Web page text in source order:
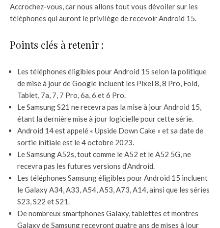
Accrochez-vous, car nous allons tout vous dévoiler sur les
téléphones qui auront le privilège de recevoir Android 15.
Points clés à retenir :
Les téléphones éligibles pour Android 15 selon la politique
de mise à jour de Google incluent les Pixel 8, 8 Pro, Fold,
Tablet, 7a, 7, 7 Pro, 6a, 6 et 6 Pro.
Le Samsung S21 ne recevra pas la mise à jour Android 15,
étant la dernière mise à jour logicielle pour cette série.
Android 14 est appelé « Upside Down Cake » et sa date de
sortie initiale est le 4 octobre 2023.
Le Samsung A52s, tout comme le A52 et le A52 5G, ne
recevra pas les futures versions d’Android.
Les téléphones Samsung éligibles pour Android 15 incluent
le Galaxy A34, A33, A54, A53, A73, A14, ainsi que les séries
S23, S22 et S21.
De nombreux smartphones Galaxy, tablettes et montres
Galaxy de Samsung recevront quatre ans de mises à jour